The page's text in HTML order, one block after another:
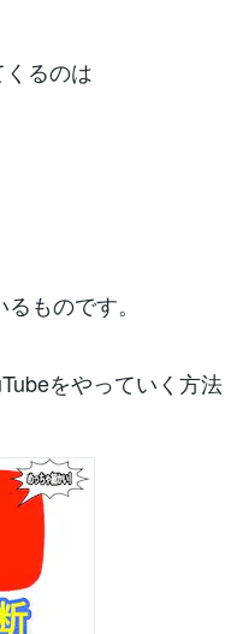
るのは
ものです。
をやっていく方